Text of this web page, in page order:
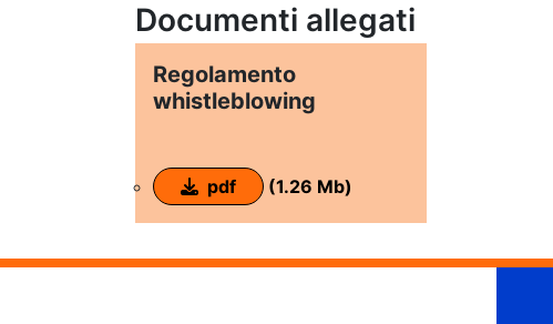
Documenti allegati
Regolamento
whistleblowing
pdf (1.26 Mb)